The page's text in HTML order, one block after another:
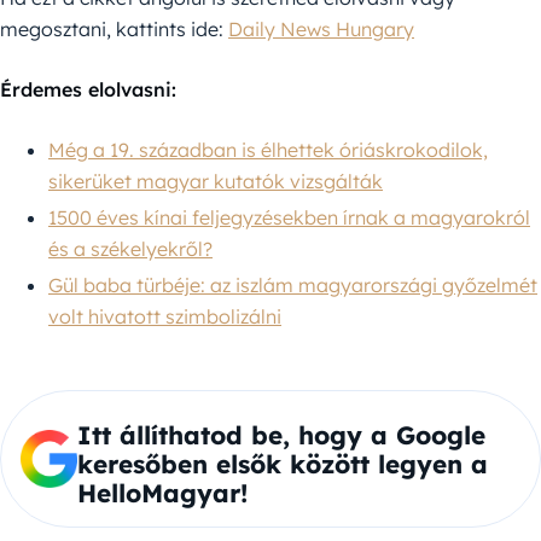
megosztani, kattints ide: Daily News Hungary
Érdemes elolvasni:
Még a 19. században is élhettek óriáskrokodilok,
sikerüket magyar kutatók vizsgálták
1500 éves kínai feljegyzésekben írnak a magyarokról
és a székelyekről?
Gül baba türbéje: az iszlám magyarországi győzelmét
volt hivatott szimbolizálni
Itt állíthatod be, hogy a Google
keresőben elsők között legyen a
HelloMagyar!